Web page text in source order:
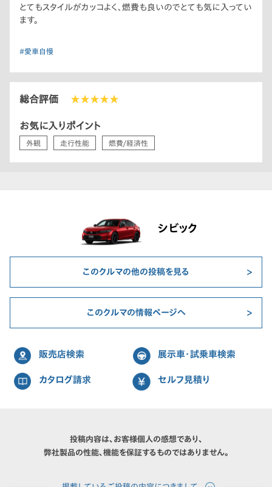
とてもスタイルがカッコよく、燃費も良いのでとても気に入ってい
ます。
#愛車自慢
総合評価 ★★★★★
お気に入りポイント
外観 走行性能 燃費/経済性
シビック
このクルマの他の投稿を見る
このクルマの情報ページへ
販売店検索 展示車・試乗車検索
カタログ請求 セルフ見積り
投稿内容は、お客様個人の感想であり、
弊社製品の性能、機能を保証するものではありません。